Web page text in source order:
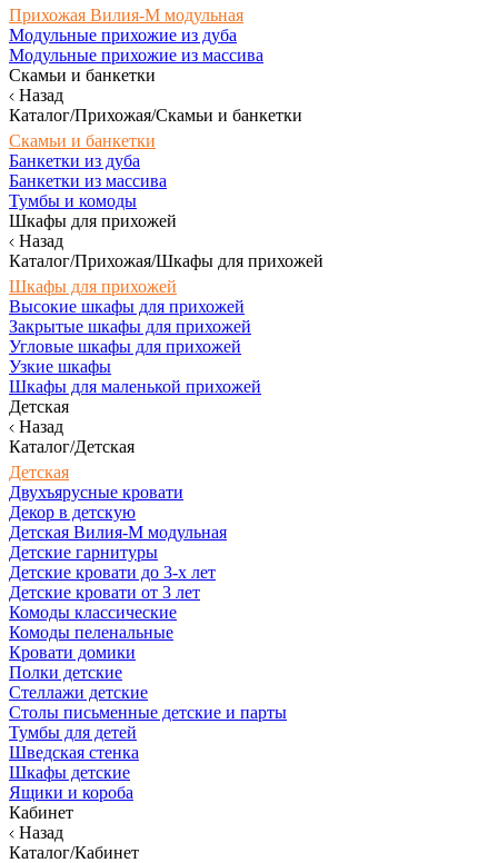
Прихожая Вилия-М модульная
Модульные прихожие из дуба
Модульные прихожие из массива
Скамьи и банкетки
Назад
Каталог/Прихожая/Скамьи и банкетки
Скамьи и банкетки
Банкетки из дуба
Банкетки из массива
Тумбы и комоды
Шкафы для прихожей
Назад
Каталог/Прихожая/Шкафы для прихожей
Шкафы для прихожей
Высокие шкафы для прихожей
Закрытые шкафы для прихожей
Угловые шкафы для прихожей
Узкие шкафы
Шкафы для маленькой прихожей
Детская
Назад
Каталог/Детская
Детская
Двухъярусные кровати
Декор в детскую
Детская Вилия-М модульная
Детские гарнитуры
Детские кровати до 3-х лет
Детские кровати от 3 лет
Комоды классические
Комоды пеленальные
Кровати домики
Полки детские
Стеллажи детские
Столы письменные детские и парты
Тумбы для детей
Шведская стенка
Шкафы детские
Ящики и короба
Кабинет
Назад
Каталог/Кабинет